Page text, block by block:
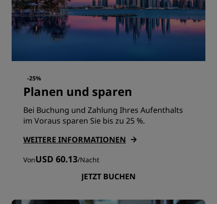
-25%
Planen und sparen
Bei Buchung und Zahlung Ihres Aufenthalts
im Voraus sparen Sie bis zu 25 %.
WEITERE INFORMATIONEN
VonUSD 60.13/Nacht
JETZT BUCHEN